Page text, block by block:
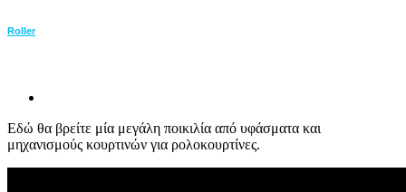
Roller
Εδώ θα βρείτε μία μεγάλη ποικιλία από υφάσματα και
μηχανισμούς κουρτινών για ρολοκουρτίνες.